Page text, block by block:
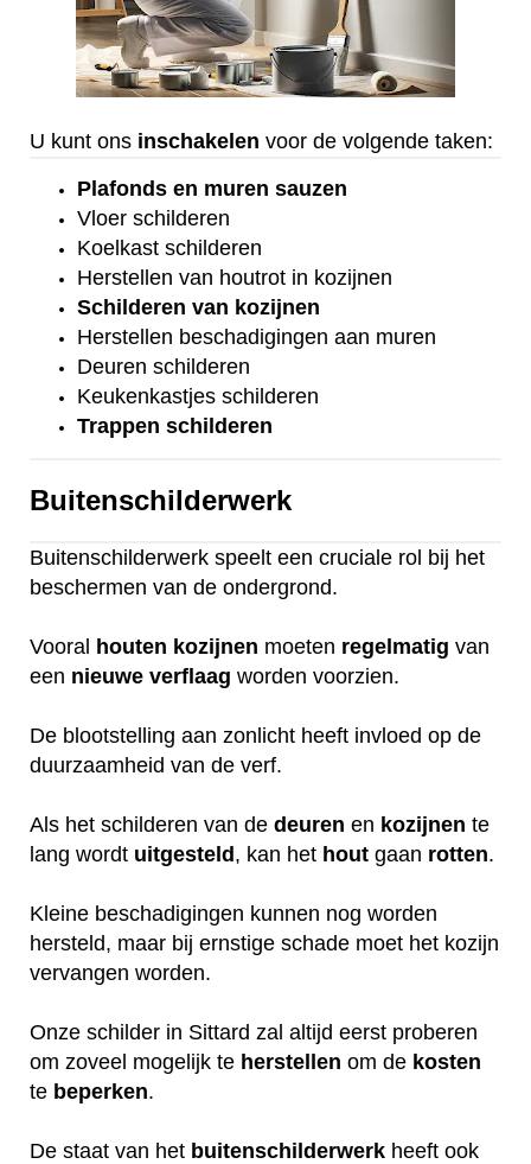
U kunt ons inschakelen voor de volgende taken:
Plafonds en muren sauzen
Vloer schilderen
Koelkast schilderen
Herstellen van houtrot in kozijnen
Schilderen van kozijnen
Herstellen beschadigingen aan muren
Deuren schilderen
Keukenkastjes schilderen
Trappen schilderen
Buitenschilderwerk
Buitenschilderwerk speelt een cruciale rol bij het
beschermen van de ondergrond.
Vooral houten kozijnen moeten regelmatig van
een nieuwe verflaag worden voorzien.
De blootstelling aan zonlicht heeft invloed op de
duurzaamheid van de verf.
Als het schilderen van de deuren en kozijnen te
lang wordt uitgesteld, kan het hout gaan rotten.
Kleine beschadigingen kunnen nog worden
hersteld, maar bij ernstige schade moet het kozijn
vervangen worden.
Onze schilder in Sittard zal altijd eerst proberen
om zoveel mogelijk te herstellen om de kosten
te beperken.
De staat van het buitenschilderwerk heeft ook